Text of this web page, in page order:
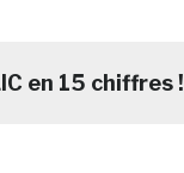
en 15 chiffres !